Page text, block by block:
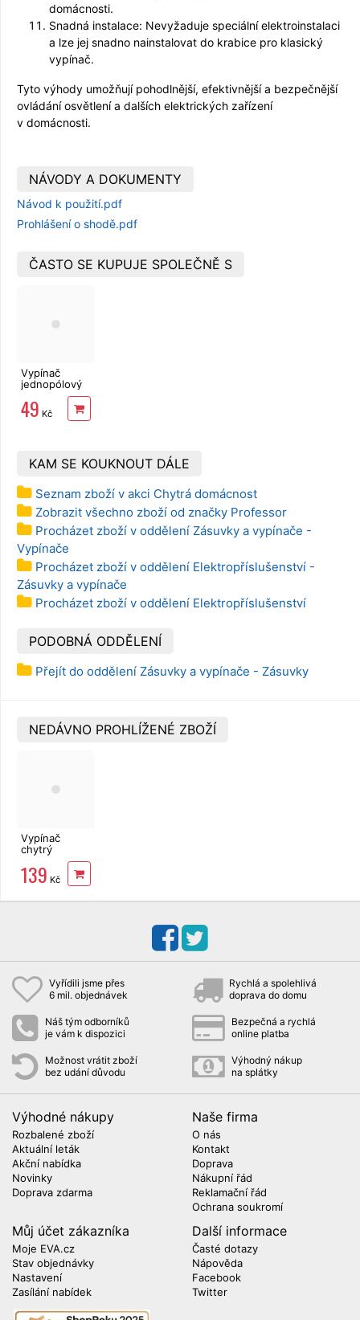
domácnosti.
Snadná instalace: Nevyžaduje speciální elektroinstalaci
a lze jej snadno nainstalovat do krabice pro klasický
vypínač.
Tyto výhody umožňují pohodlnější, efektivnější a bezpečnější
ovládání osvětlení a dalších elektrických zařízení
v domácnosti.
NÁVODY A DOKUMENTY
Návod k použití.pdf
Prohlášení o shodě.pdf
ČASTO SE KUPUJE SPOLEČNĚ S
Vypínač
jednopólový
č.1 Retlux
AMY RSA
A01F bílý
49 Kč
KAM SE KOUKNOUT DÁLE
Seznam zboží v akci Chytrá domácnost
Zobrazit všechno zboží od značky Professor
Procházet zboží v oddělení Zásuvky a vypínače -
Vypínače
Procházet zboží v oddělení Elektropříslušenství -
Zásuvky a vypínače
Procházet zboží v oddělení Elektropříslušenství
PODOBNÁ ODDĚLENÍ
Přejít do oddělení Zásuvky a vypínače - Zásuvky
NEDÁVNO PROHLÍŽENÉ ZBOŽÍ
Vypínač
chytrý
Professor
SMART VS01
139 Kč
Vyřídili jsme přes
6 mil. objednávek
Rychlá a spolehlivá
doprava do domu
Náš tým odborníků
je vám k dispozici
Bezpečná a rychlá
online platba
Možnost vrátit zboží
bez udání důvodu
Výhodný nákup
na splátky
Výhodné nákupy
Rozbalené zboží
Aktuální leták
Akční nabídka
Novinky
Doprava zdarma
Naše firma
O nás
Kontakt
Doprava
Nákupní řád
Reklamační řád
Ochrana soukromí
Můj účet zákazníka
Moje EVA.cz
Stav objednávky
Nastavení
Zasílání nabídek
Další informace
Časté dotazy
Nápověda
Facebook
Twitter